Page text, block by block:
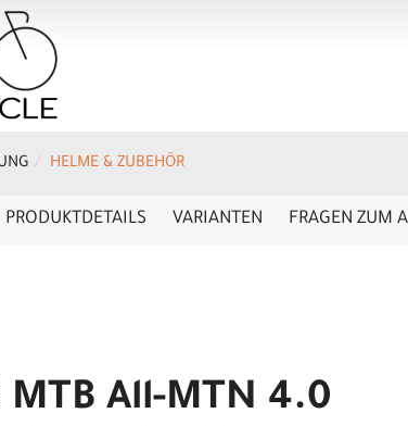
HELME & ZUBEHÖR
PRODUKTDETAILS VARIANTEN FRAGEN ZUM
All-MTN 4.0